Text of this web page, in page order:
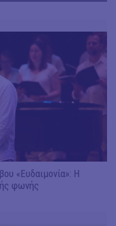
«Ευδαιμονία»: Η
φωνής